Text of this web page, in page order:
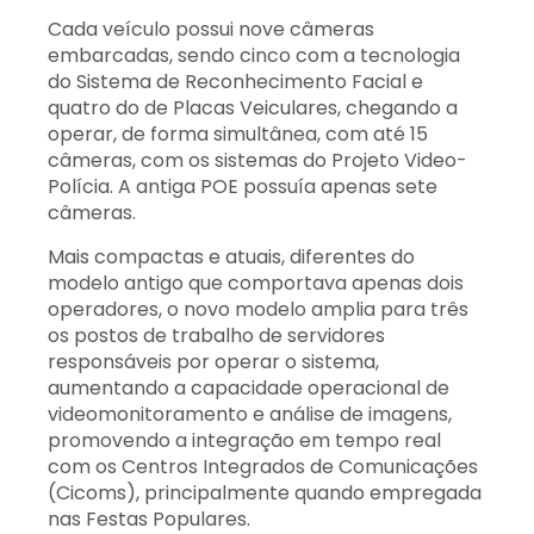
Cada veículo possui nove câmeras
embarcadas, sendo cinco com a tecnologia
do Sistema de Reconhecimento Facial e
quatro do de Placas Veiculares, chegando a
operar, de forma simultânea, com até 15
câmeras, com os sistemas do Projeto Video-
Polícia. A antiga POE possuía apenas sete
câmeras.
Mais compactas e atuais, diferentes do
modelo antigo que comportava apenas dois
operadores, o novo modelo amplia para três
os postos de trabalho de servidores
responsáveis por operar o sistema,
aumentando a capacidade operacional de
videomonitoramento e análise de imagens,
promovendo a integração em tempo real
com os Centros Integrados de Comunicações
(Cicoms), principalmente quando empregada
nas Festas Populares.